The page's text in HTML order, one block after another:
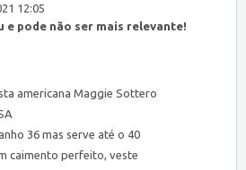
12:05
e pode não ser mais relevante!
americana Maggie Sottero
36 mas serve até o 40
caimento perfeito, veste